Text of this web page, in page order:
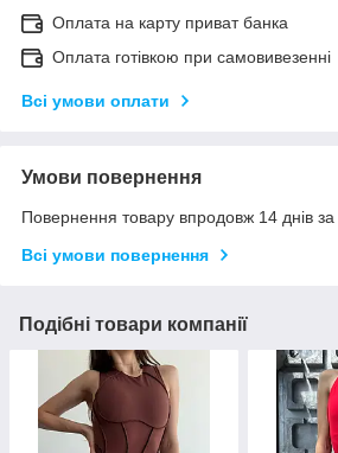
Оплата на карту приват банка
Оплата готівкою при самовивезенні
Всі умови оплати
Умови повернення
Повернення товару впродовж 14 днів
Всі умови повернення
Подібні товари компанії